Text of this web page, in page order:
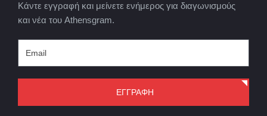
Κάντε εγγραφή και μείνετε ενήμερος για διαγωνισμούς
και νέα του Athensgram.
ΕΓΓΡΑΦΗ